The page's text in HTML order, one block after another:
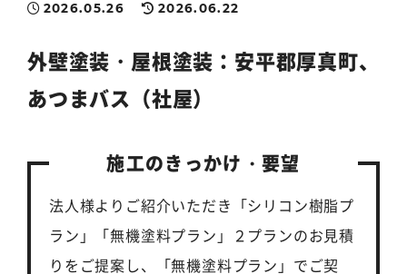
2026.05.26 2026.06.22
外壁塗装 ・ 屋根塗装 ：安平郡厚真町、
あつまバス（社屋）
施工のきっかけ・要望
法人様よりご紹介いただき「シリコン樹脂プ
ラン」「無機塗料プラン」２プランのお見積
りをご提案し、「無機塗料プラン」でご契